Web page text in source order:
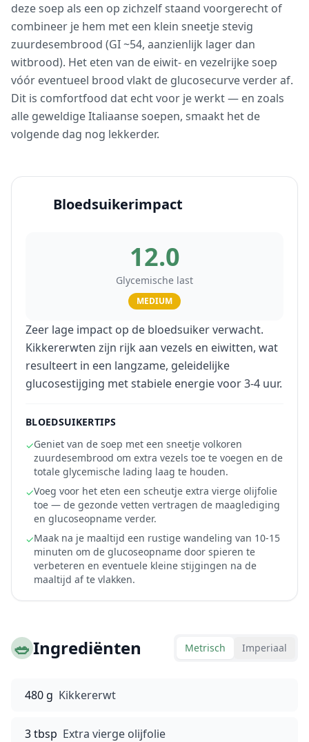
deze soep als een op zichzelf staand voorgerecht of
combineer je hem met een klein sneetje stevig
zuurdesembrood (GI ~54, aanzienlijk lager dan
witbrood). Het eten van de eiwit- en vezelrijke soep
vóór eventueel brood vlakt de glucosecurve verder af.
Dit is comfortfood dat echt voor je werkt — en zoals
alle geweldige Italiaanse soepen, smaakt het de
volgende dag nog lekkerder.
Bloedsuikerimpact
12.0
Glycemische last
MEDIUM
Zeer lage impact op de bloedsuiker verwacht.
Kikkererwten zijn rijk aan vezels en eiwitten, wat
resulteert in een langzame, geleidelijke
glucosestijging met stabiele energie voor 3-4 uur.
BLOEDSUIKERTIPS
✓Geniet van de soep met een sneetje volkoren
zuurdesembrood om extra vezels toe te voegen en de
totale glycemische lading laag te houden.
✓Voeg voor het eten een scheutje extra vierge olijfolie
toe — de gezonde vetten vertragen de maaglediging
en glucoseopname verder.
✓Maak na je maaltijd een rustige wandeling van 10-15
minuten om de glucoseopname door spieren te
verbeteren en eventuele kleine stijgingen na de
maaltijd af te vlakken.
🥗Ingrediënten Metrisch Imperiaal
480 g Kikkererwt
3 tbsp Extra vierge olijfolie